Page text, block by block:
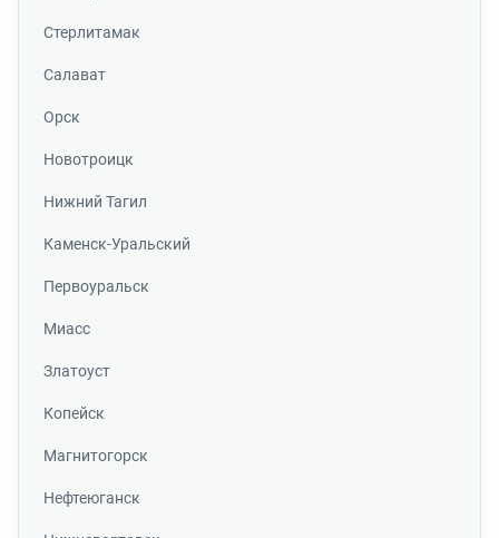
Стерлитамак
Салават
Орск
Новотроицк
Нижний Тагил
Каменск-Уральский
Первоуральск
Миасс
Златоуст
Копейск
Магнитогорск
Нефтеюганск